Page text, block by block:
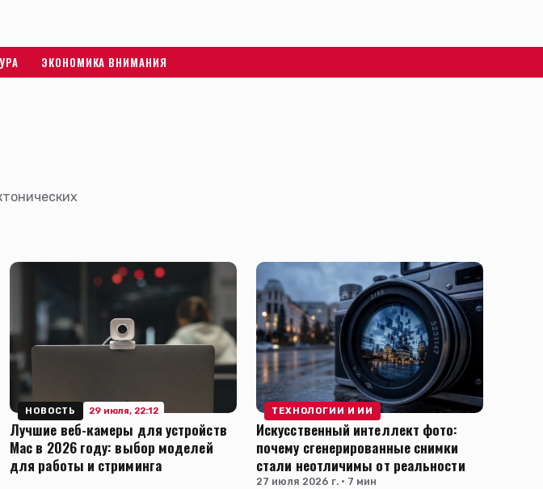
ЭКОНОМИКА ВНИМАНИЯ
НОВОСТЬ 29 июля, 22:12
Лучшие веб-камеры для устройств
Mac в 2026 году: выбор моделей
для работы и стриминга
ТЕХНОЛОГИИ И ИИ
Искусственный интеллект фото:
почему сгенерированные снимки
стали неотличимы от реальности
27 июля 2026 г. · 7 мин